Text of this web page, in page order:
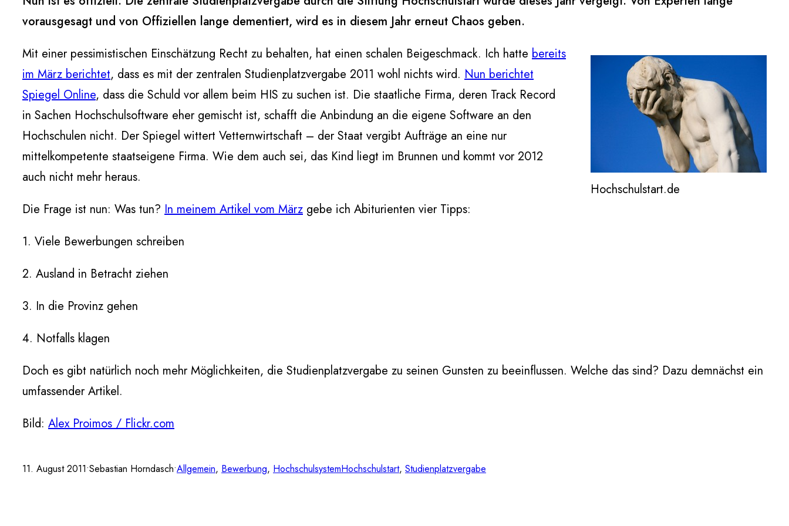
vorausgesagt und von Offiziellen lange dementiert, wird es in diesem Jahr erneut Chaos geben.
Hochschulstart.de
Mit einer pessimistischen Einschätzung Recht zu behalten, hat einen schalen Beigeschmack. Ich hatte bereits
im März berichtet, dass es mit der zentralen Studienplatzvergabe 2011 wohl nichts wird. Nun berichtet
Spiegel Online, dass die Schuld vor allem beim HIS zu suchen ist. Die staatliche Firma, deren Track Record
in Sachen Hochschulsoftware eher gemischt ist, schafft die Anbindung an die eigene Software an den
Hochschulen nicht. Der Spiegel wittert Vetternwirtschaft – der Staat vergibt Aufträge an eine nur
mittelkompetente staatseigene Firma. Wie dem auch sei, das Kind liegt im Brunnen und kommt vor 2012
auch nicht mehr heraus.
Die Frage ist nun: Was tun? In meinem Artikel vom März gebe ich Abiturienten vier Tipps:
1. Viele Bewerbungen schreiben
2. Ausland in Betracht ziehen
3. In die Provinz gehen
4. Notfalls klagen
Doch es gibt natürlich noch mehr Möglichkeiten, die Studienplatzvergabe zu seinen Gunsten zu beeinflussen. Welche das sind? Dazu demnächst ein
umfassender Artikel.
Bild: Alex Proimos / Flickr.com
11. August 2011•Sebastian Horndasch•Allgemein, Bewerbung, HochschulsystemHochschulstart, Studienplatzvergabe